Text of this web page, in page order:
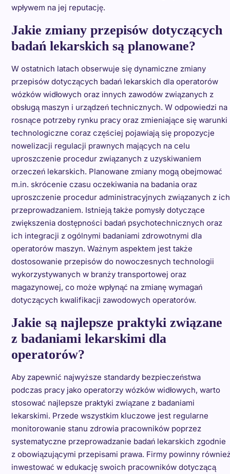
wpływem na jej reputację.
Jakie zmiany przepisów dotyczących
badań lekarskich są planowane?
W ostatnich latach obserwuje się dynamiczne zmiany
przepisów dotyczących badań lekarskich dla operatorów
wózków widłowych oraz innych zawodów związanych z
obsługą maszyn i urządzeń technicznych. W odpowiedzi na
rosnące potrzeby rynku pracy oraz zmieniające się warunki
technologiczne coraz częściej pojawiają się propozycje
nowelizacji regulacji prawnych mających na celu
uproszczenie procedur związanych z uzyskiwaniem
orzeczeń lekarskich. Planowane zmiany mogą obejmować
m.in. skrócenie czasu oczekiwania na badania oraz
uproszczenie procedur administracyjnych związanych z ich
przeprowadzaniem. Istnieją także pomysły dotyczące
zwiększenia dostępności badań psychotechnicznych oraz
ich integracji z ogólnymi badaniami zdrowotnymi dla
operatorów maszyn. Ważnym aspektem jest także
dostosowanie przepisów do nowoczesnych technologii
wykorzystywanych w branży transportowej oraz
magazynowej, co może wpłynąć na zmianę wymagań
dotyczących kwalifikacji zawodowych operatorów.
Jakie są najlepsze praktyki związane
z badaniami lekarskimi dla
operatorów?
Aby zapewnić najwyższe standardy bezpieczeństwa
podczas pracy jako operatorzy wózków widłowych, warto
stosować najlepsze praktyki związane z badaniami
lekarskimi. Przede wszystkim kluczowe jest regularne
monitorowanie stanu zdrowia pracowników poprzez
systematyczne przeprowadzanie badań lekarskich zgodnie
z obowiązującymi przepisami prawa. Firmy powinny
inwestować w edukację swoich pracowników dotyczącą